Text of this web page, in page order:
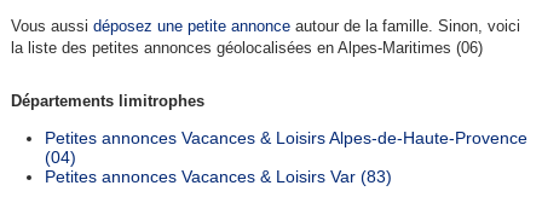
Vous aussi déposez une petite annonceautour de la famille. Sinon, voici
la liste des petites annonces géolocalisées en Alpes-Maritimes (06)
Départements limitrophes
Petites annonces Vacances & Loisirs Alpes-de-Haute-Provence
(04)
Petites annonces Vacances & Loisirs Var (83)